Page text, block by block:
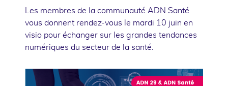
Les membres de la communauté ADN Santé
vous donnent rendez-vous le mardi 10 juin en
visio pour échanger sur les grandes tendances
numériques du secteur de la santé.